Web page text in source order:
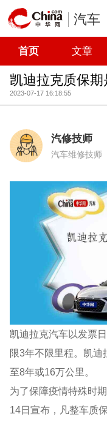
汽车
首页 文章
凯迪拉克质保期
2023-07-17 16:18:55
汽修技师
汽车维修技师
凯迪拉克汽车以发票
限3年不限里程。凯迪
至8年或16万公里。
为了保障疫情特殊时
14日宣布，凡整车质